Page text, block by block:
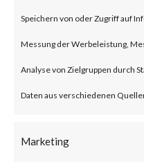
Speichern von oder Zugriff auf
Messung der Werbeleistung,
Analyse von Zielgruppen durch
Daten aus verschiedenen
Marketing
vulnerability
WinRAR
The
actors to
the same